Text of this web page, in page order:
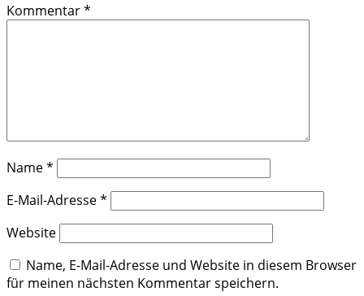
Kommentar*
Name*
E-Mail-Adresse*
Website
Name, E-Mail-Adresse und Website in diesem Browser
für meinen nächsten Kommentar speichern.